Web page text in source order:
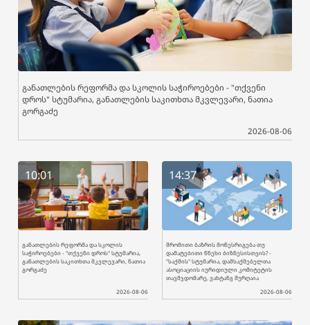
განათლების რეფორმა და სკოლის საჭიროებები - "თქვენი
დროს" სტუმარია, განათლების საკითხთა მკვლევარი, ნათია
გორგაძე
2026-08-06
10:01
განათლების რეფორმა და სკოლის
საჭიროებები - "თქვენი დროს" სტუმარია,
განათლების საკითხთა მკვლევარი, ნათია
გორგაძე
2026-08-06
14:37
შრომითი ბაზრის მოწესრიგება თუ
დამატებითი წნეხი ბიზნესისთვის? -
"საქმის" სტუმარია, დამსაქმებელთა
ასოციაციის იურიდიული კომიტეტის
თავმჯდომარე, ვახტანგ შურღაია
2026-08-06